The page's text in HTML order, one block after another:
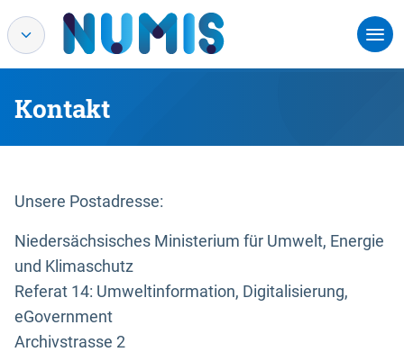
Kontakt
Unsere Postadresse:
Niedersächsisches Ministerium für Umwelt, Energie
und Klimaschutz
Referat 14: Umweltinformation, Digitalisierung,
eGovernment
Archivstrasse 2